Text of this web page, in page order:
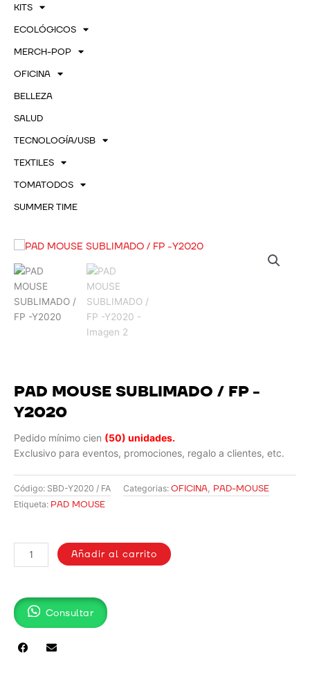
KITS
ECOLÓGICOS
MERCH-POP
OFICINA
BELLEZA
SALUD
TECNOLOGÍA/USB
TEXTILES
TOMATODOS
SUMMER TIME
PAD MOUSE SUBLIMADO / FP -
Y2020
Pedido mínimo cien (50) unidades.
Exclusivo para eventos, promociones, regalo a clientes, etc.
Código: SBD-Y2020 / FA Categorias: OFICINA PAD-MOUSE
Etiqueta: PAD MOUSE
MOUSE
SUBLIMADO
FP
-
Y2020
cantidad
Añadir al carrito
Consultar